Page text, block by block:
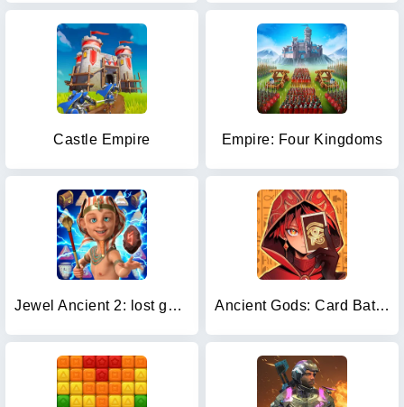
Castle Empire Empire: Four Kingdoms
Jewel Ancient 2: lost gems Ancient Gods: Card Battle RPG